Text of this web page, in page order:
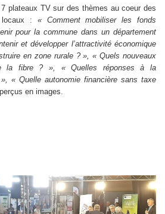
7 plateaux TV sur des thèmes au coeur des
locaux : « Comment mobiliser les fonds
pour la commune dans un département
et développer l’attractivité économique
en zone rurale ? », « Quels nouveaux
la fibre ? », « Quelles réponses à la
« Quelle autonomie financière sans taxe
en images.